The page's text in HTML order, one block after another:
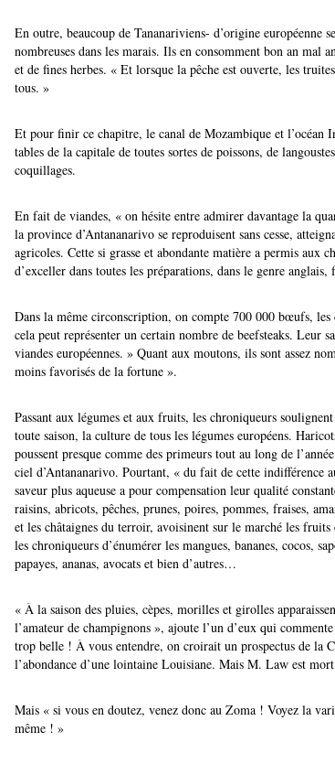
En outre, beaucoup de Tananariviens- d’origine européenne
nombreuses dans les marais. Ils en consomment bon an mal
et de fines herbes. « Et lorsque la pêche est ouverte, les
tous. »
Et pour finir ce chapitre, le canal de Mozambique et l’océan
tables de la capitale de toutes sortes de poissons, de
coquillages.
En fait de viandes, « on hésite entre admirer davantage la
la province d’Antananarivo se reproduisent sans cesse,
agricoles. Cette si grasse et abondante matière a permis aux
d’exceller dans toutes les préparations, dans le genre
Dans la même circonscription, on compte 700 000 bœufs,
cela peut représenter un certain nombre de beefsteaks. Leur
viandes européennes. » Quant aux moutons, ils sont assez
moins favorisés de la fortune ».
Passant aux légumes et aux fruits, les chroniqueurs
toute saison, la culture de tous les légumes européens.
poussent presque comme des primeurs tout au long de
ciel d’Antananarivo. Pourtant, « du fait de cette indifférence
saveur plus aqueuse a pour compensation leur qualité
raisins, abricots, pêches, prunes, poires, pommes, fraises,
et les châtaignes du terroir, avoisinent sur le marché les
les chroniqueurs d’énumérer les mangues, bananes, cocos,
papayes, ananas, avocats et bien d’autres…
« À la saison des pluies, cèpes, morilles et girolles
l’amateur de champignons », ajoute l’un d’eux qui
trop belle ! À vous entendre, on croirait un prospectus de la
l’abondance d’une lointaine Louisiane. Mais M. Law est
Mais « si vous en doutez, venez donc au Zoma ! Voyez la
même ! »